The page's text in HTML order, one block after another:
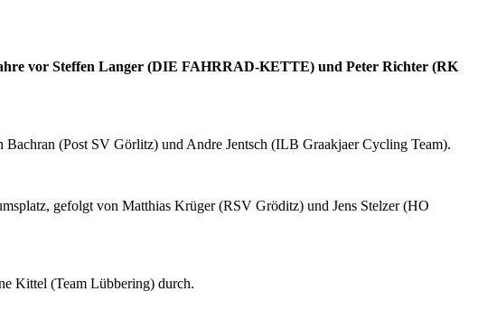
vor Steffen Langer (DIE FAHRRAD-KETTE) und Peter Richter (RK
(Post SV Görlitz) und Andre Jentsch (ILB Graakjaer Cycling Team).
gefolgt von Matthias Krüger (RSV Gröditz) und Jens Stelzer (HO
Kittel (Team Lübbering) durch.